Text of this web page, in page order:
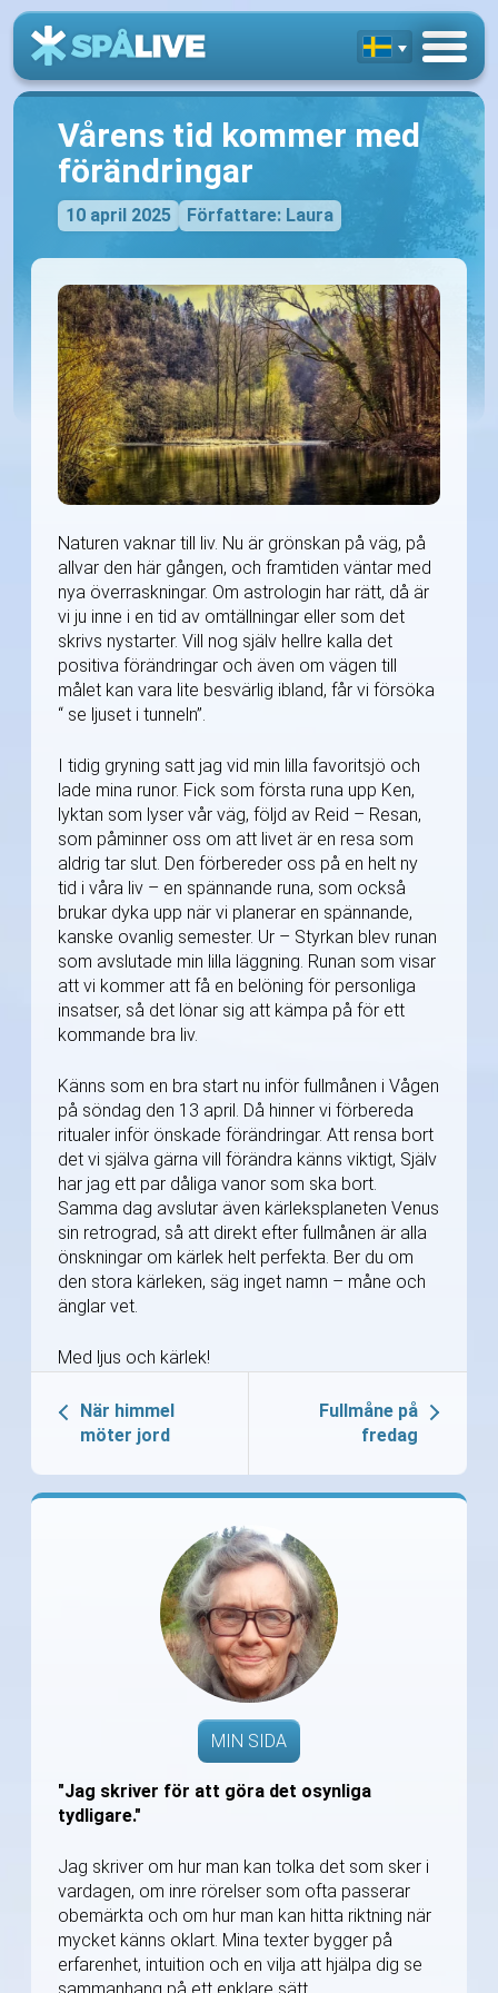
Vårens tid kommer med
förändringar
10 april 2025 Författare: Laura
Naturen vaknar till liv. Nu är grönskan på väg, på
allvar den här gången, och framtiden väntar med
nya överraskningar. Om astrologin har rätt, då är
vi ju inne i en tid av omtällningar eller som det
skrivs nystarter. Vill nog själv hellre kalla det
positiva förändringar och även om vägen till
målet kan vara lite besvärlig ibland, får vi försöka
“ se ljuset i tunneln”.
I tidig gryning satt jag vid min lilla favoritsjö och
lade mina runor. Fick som första runa upp Ken,
lyktan som lyser vår väg, följd av Reid – Resan,
som påminner oss om att livet är en resa som
aldrig tar slut. Den förbereder oss på en helt ny
tid i våra liv – en spännande runa, som också
brukar dyka upp när vi planerar en spännande,
kanske ovanlig semester. Ur – Styrkan blev runan
som avslutade min lilla läggning. Runan som visar
att vi kommer att få en belöning för personliga
insatser, så det lönar sig att kämpa på för ett
kommande bra liv.
Känns som en bra start nu inför fullmånen i Vågen
på söndag den 13 april. Då hinner vi förbereda
ritualer inför önskade förändringar. Att rensa bort
det vi själva gärna vill förändra känns viktigt, Själv
har jag ett par dåliga vanor som ska bort.
Samma dag avslutar även kärleksplaneten Venus
sin retrograd, så att direkt efter fullmånen är alla
önskningar om kärlek helt perfekta. Ber du om
den stora kärleken, säg inget namn – måne och
änglar vet.
Med ljus och kärlek!
När himmel
möter jord
Fullmåne på
fredag
MIN SIDA
"Jag skriver för att göra det osynliga
tydligare."
Jag skriver om hur man kan tolka det som sker i
vardagen, om inre rörelser som ofta passerar
obemärkta och om hur man kan hitta riktning när
mycket känns oklart. Mina texter bygger på
erfarenhet, intuition och en vilja att hjälpa dig se